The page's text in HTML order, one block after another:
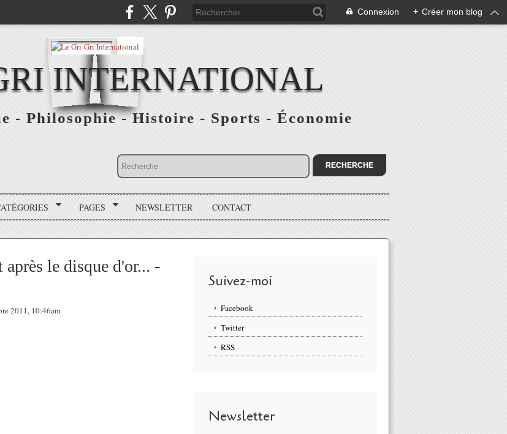
Connexion + Créer mon blog
INTERNATIONAL
- Philosophie - Histoire - Sports - Économie
PAGES NEWSLETTER CONTACT
le disque d'or... -
2011, 10:46am
Suivez-moi
Facebook
Twitter
RSS
Newsletter